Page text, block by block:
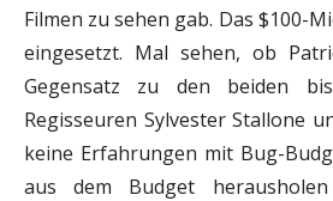
Filmen zu sehen gab. Das $100-
eingesetzt. Mal sehen, ob
Gegensatz zu den beiden
Regisseuren Sylvester Stallone
keine Erfahrungen mit Bug-
aus dem Budget